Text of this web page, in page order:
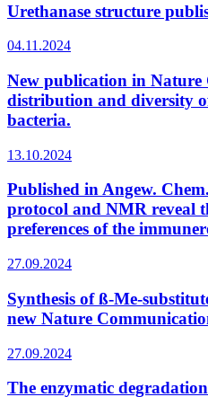
Urethanase structure
04.11.2024
New publication in Nature
distribution and diversity
bacteria.
13.10.2024
Published in Angew.
protocol and NMR reveal
preferences of the
27.09.2024
Synthesis of ß-Me-
new Nature
27.09.2024
The enzymatic